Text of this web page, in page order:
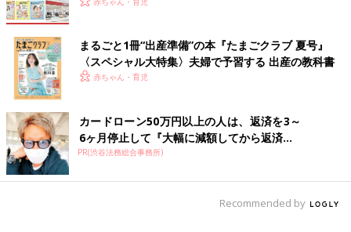
まるごと1冊“出産準備”の本『たまごクラブ 夏号』
〈スペシャル大特集〉夫婦で予習する 出産の教科書
赤ちゃん・育児
カードローン50万円以上の人は、返済を3～
6ヶ月停止して『大幅に減額してから返済...
PR(渋谷法務総合事務所)
Recommended by